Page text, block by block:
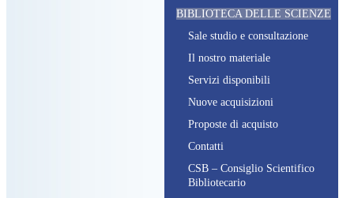
BIBLIOTECA DELLE SCIENZE
Sale studio e consultazione
Il nostro materiale
Servizi disponibili
Nuove acquisizioni
Proposte di acquisto
Contatti
CSB – Consiglio Scientifico
Bibliotecario